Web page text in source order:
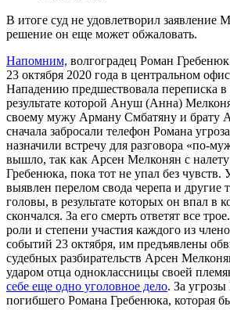
В итоге суд не удовлетворил заявление
решение он еще может обжаловать.
Напомним, волгоградец Роман
23 октября 2020 года в центральном
Нападению предшествовала переписка в
результате которой Ануш (Анна)
своему мужу Арману Смбатяну и брату
сначала забросали телефон Романа
назначили встречу для разговора «по-
вышло, так как Арсен Мелконян с налету
Гребенюка, пока тот не упал без
выявлен перелом свода черепа и другие
головы, в результате которых он впал в
скончался. За его смерть ответят все
роли и степени участия каждого из
событий 23 октября, им предъявлены
судебных разбирательств Арсен
ударом отца одноклассницы своей
себе еще одно уголовное дело. За
погибшего Романа Гребенюка, которая